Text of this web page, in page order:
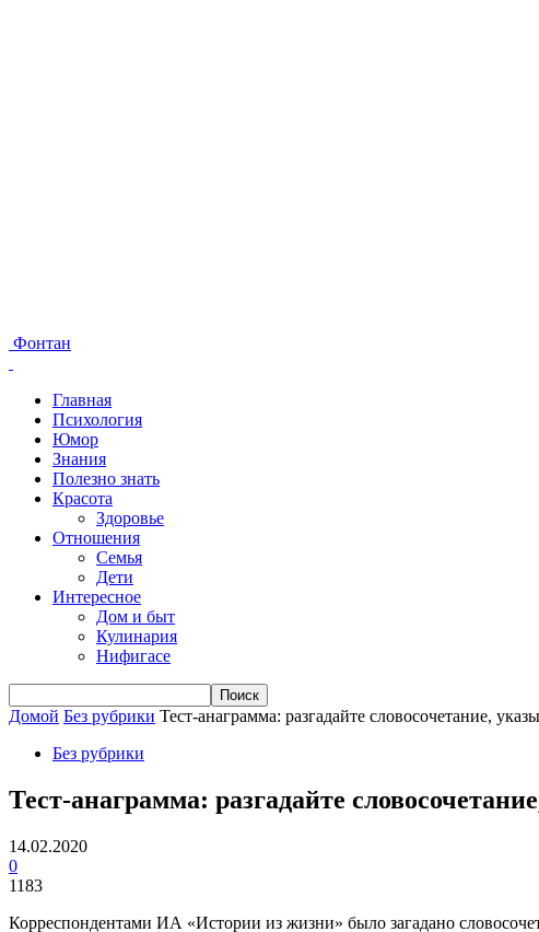
Фонтан
Главная
Психология
Юмор
Знания
Полезно знать
Красота
Здоровье
Отношения
Семья
Дети
Интересное
Дом и быт
Кулинария
Нифигасе
Домой Без рубрики Тест-анаграмма: разгадайте словосочетание,
Без рубрики
Тест-анаграмма: разгадайте
14.02.2020
0
1183
Корреспондентами ИА «Истории из жизни» было загадано